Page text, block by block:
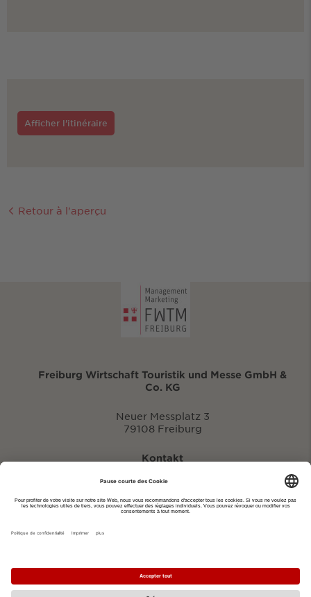
Afficher l'itinéraire
Retour à l'aperçu
Freiburg Wirtschaft Touristik und Messe GmbH &
Co. KG
Neuer Messplatz 3
79108 Freiburg
Kontakt
eventportal@fwtm.de
Imprimer